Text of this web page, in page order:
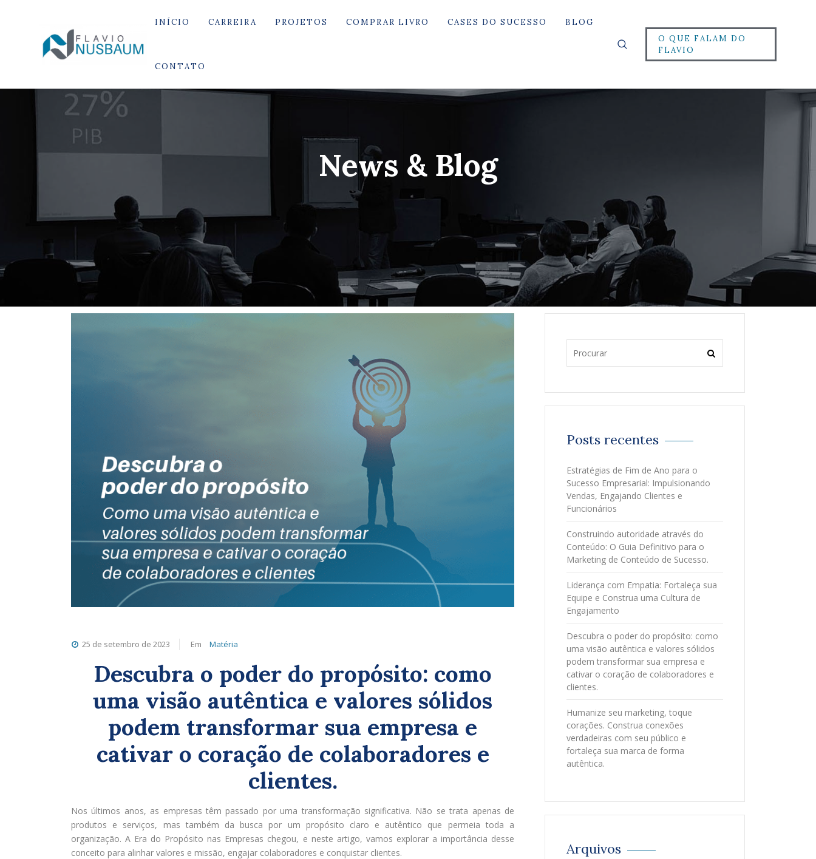
INÍCIO CARREIRA PROJETOS COMPRAR LIVRO CASES DO SUCESSO BLOG
CONTATO
O QUE FALAM DO
FLAVIO
News & Blog
25 de setembro de 2023 Em Matéria
Descubra o poder do propósito: como
uma visão autêntica e valores sólidos
podem transformar sua empresa e
cativar o coração de colaboradores e
clientes.
Nos últimos anos, as empresas têm passado por uma transformação significativa. Não se trata apenas de
produtos e serviços, mas também da busca por um propósito claro e autêntico que permeia toda a
organização. A Era do Propósito nas Empresas chegou, e neste artigo, vamos explorar a importância desse
conceito para alinhar valores e missão, engajar colaboradores e conquistar clientes.
Posts recentes
Estratégias de Fim de Ano para o
Sucesso Empresarial: Impulsionando
Vendas, Engajando Clientes e
Funcionários
Construindo autoridade através do
Conteúdo: O Guia Definitivo para o
Marketing de Conteúdo de Sucesso.
Liderança com Empatia: Fortaleça sua
Equipe e Construa uma Cultura de
Engajamento
Descubra o poder do propósito: como
uma visão autêntica e valores sólidos
podem transformar sua empresa e
cativar o coração de colaboradores e
clientes.
Humanize seu marketing, toque
corações. Construa conexões
verdadeiras com seu público e
fortaleça sua marca de forma
autêntica.
Arquivos